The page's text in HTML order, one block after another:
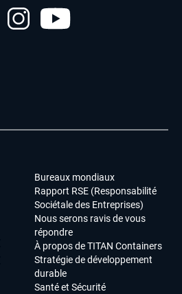
Bureaux mondiaux
Rapport RSE (Responsabilité
Sociétale des Entreprises)
Nous serons ravis de vous
répondre
À propos de TITAN Containers
Stratégie de développement
durable
Santé et Sécurité